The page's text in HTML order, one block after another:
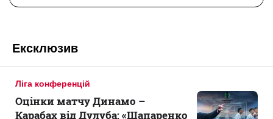
Ексклюзив
Ліга конференцій
Оцінки матчу Динамо –
Карабах від Дулуба: «Шапаренко